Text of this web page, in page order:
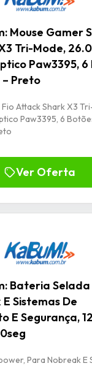
Mouse Gamer
Tri-Mode,
Paw3395,
Preto
Fio Attack Shark X3
Paw3395, 6
Ver Oferta
Bateria Selada
Sistemas De
E Segurança,
Para Nobreak E